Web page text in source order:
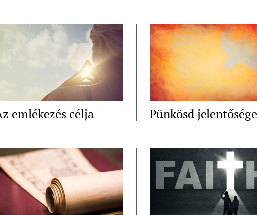
emlékezés célja Pünkösd jelentősége